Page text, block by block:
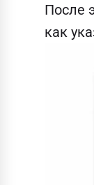
После
как